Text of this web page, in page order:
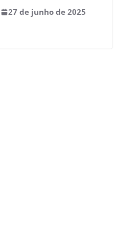
27 de junho de 2025